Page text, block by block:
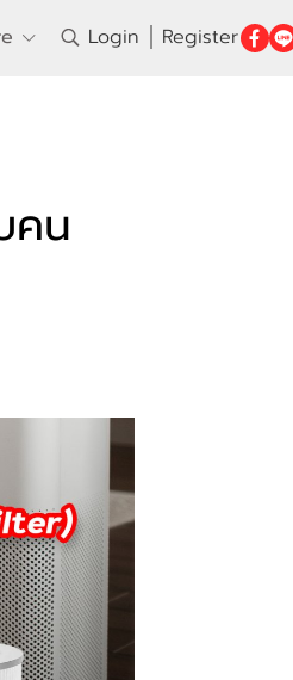
Login Register
คน